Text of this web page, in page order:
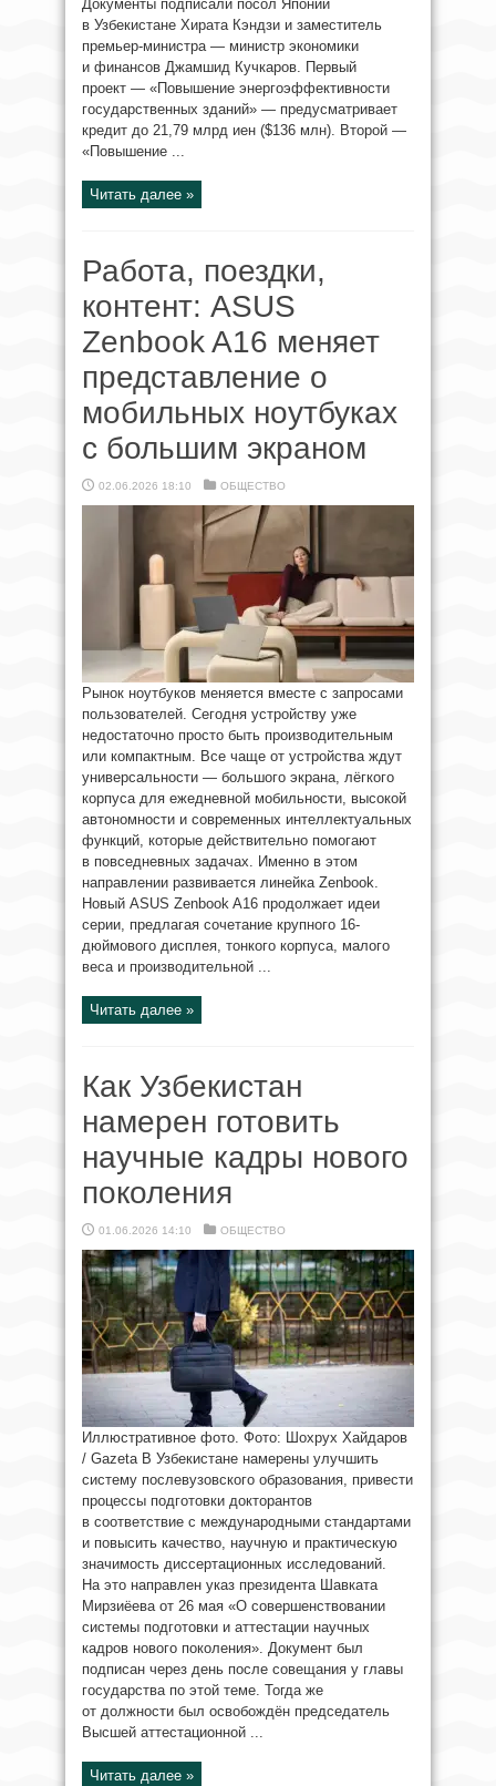
Документы подписали посол Японии
в Узбекистане Хирата Кэндзи и заместитель
премьер-министра — министр экономики
и финансов Джамшид Кучкаров. Первый
проект — «Повышение энергоэффективности
государственных зданий» — предусматривает
кредит до 21,79 млрд иен ($136 млн). Второй —
«Повышение ...
Читать далее »
Работа, поездки,
контент: ASUS
Zenbook A16 меняет
представление о
мобильных ноутбуках
с большим экраном
02.06.2026 18:10 ОБЩЕСТВО
Рынок ноутбуков меняется вместе с запросами
пользователей. Сегодня устройству уже
недостаточно просто быть производительным
или компактным. Все чаще от устройства ждут
универсальности — большого экрана, лёгкого
корпуса для ежедневной мобильности, высокой
автономности и современных интеллектуальных
функций, которые действительно помогают
в повседневных задачах. Именно в этом
направлении развивается линейка Zenbook.
Новый ASUS Zenbook A16 продолжает идеи
серии, предлагая сочетание крупного 16-
дюймового дисплея, тонкого корпуса, малого
веса и производительной ...
Читать далее »
Как Узбекистан
намерен готовить
научные кадры нового
поколения
01.06.2026 14:10 ОБЩЕСТВО
Иллюстративное фото. Фото: Шохрух Хайдаров
/ Gazeta В Узбекистане намерены улучшить
систему послевузовского образования, привести
процессы подготовки докторантов
в соответствие с международными стандартами
и повысить качество, научную и практическую
значимость диссертационных исследований.
На это направлен указ президента Шавката
Мирзиёева от 26 мая «О совершенствовании
системы подготовки и аттестации научных
кадров нового поколения». Документ был
подписан через день после совещания у главы
государства по этой теме. Тогда же
от должности был освобождён председатель
Высшей аттестационной ...
Читать далее »